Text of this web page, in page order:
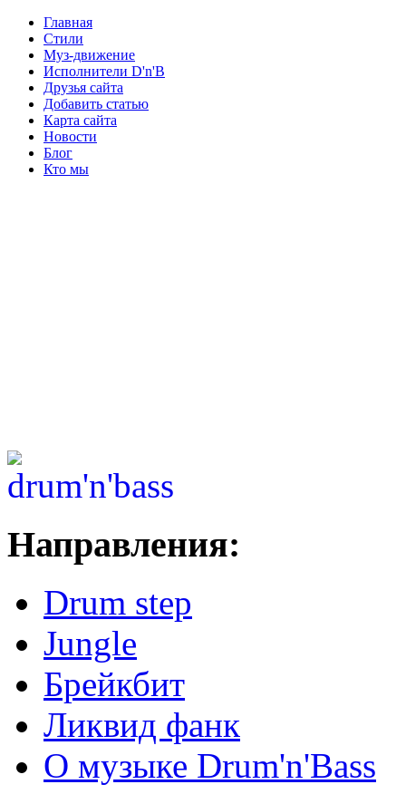
Главная
Стили
Муз-движение
Исполнители D'n'B
Друзья сайта
Добавить статью
Карта сайта
Новости
Блог
Кто мы
Направления:
Drum step
Jungle
Брейкбит
Ликвид фанк
О музыке Drum'n'Bass